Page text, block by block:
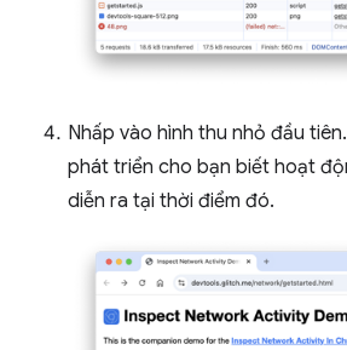
Nhấp vào hình thu nhỏ đầu
phát triển cho bạn biết hoạt
diễn ra tại thời điểm đó.